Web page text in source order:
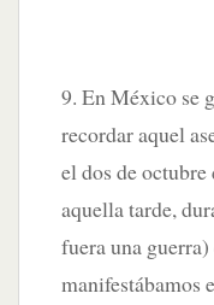
9. En México se
recordar aquel
el dos de
aquella tarde,
fuera una
manifestábamos